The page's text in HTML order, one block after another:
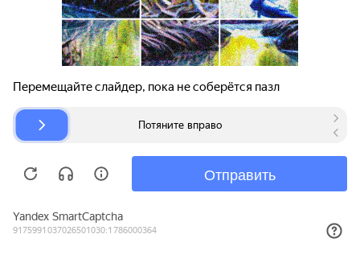
Авторазборки Карта сайта
© bibinet.ru - система поиска запчастей,
Copyright 2010-2026 Все права защищены